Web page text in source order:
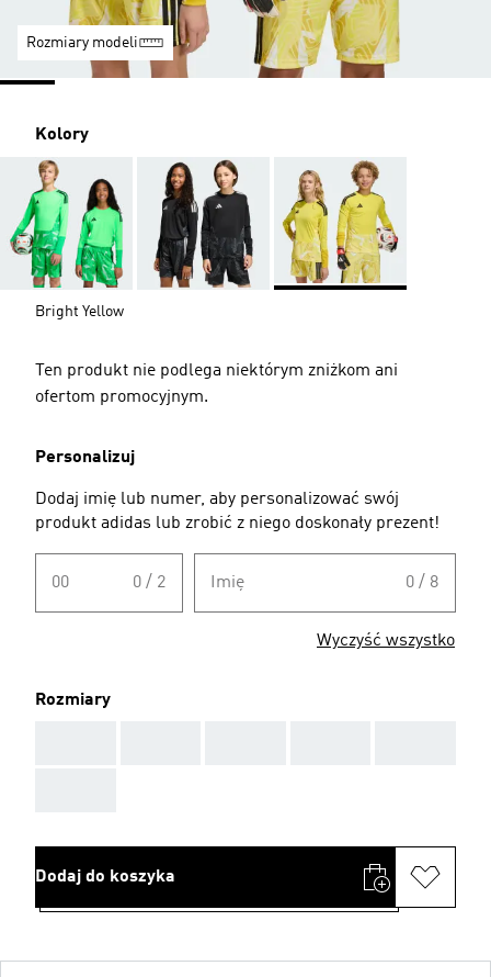
Rozmiary modeli
Kolory
Bright Yellow
Ten produkt nie podlega niektórym zniżkom ani
ofertom promocyjnym.
Personalizuj
Dodaj imię lub numer, aby personalizować swój
produkt adidas lub zrobić z niego doskonały prezent!
00 0 / 2 Imię 0 / 8
Wyczyść wszystko
Rozmiary
Dodaj do koszyka